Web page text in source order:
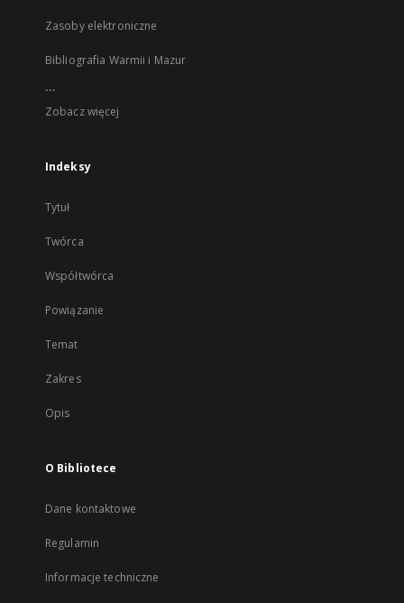
Zasoby elektroniczne
Bibliografia Warmii i Mazur
...
Zobacz więcej
Indeksy
Tytuł
Twórca
Współtwórca
Powiązanie
Temat
Zakres
Opis
O Bibliotece
Dane kontaktowe
Regulamin
Informacje techniczne